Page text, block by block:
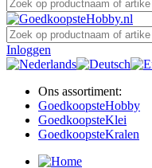
Inloggen
Ons assortiment:
GoedkoopsteHobby
GoedkoopsteKlei
GoedkoopsteKralen